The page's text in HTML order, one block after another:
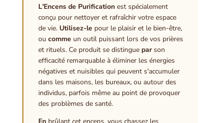
L'Encens de Purificationest spécialement
conçu pour nettoyer et rafraîchir votre espace
de vie. Utilisez-le pour le plaisir et le bien-être,
ou comme un outil puissant lors de vos prières
et rituels. Ce produit se distingue parson
efficacité remarquable à éliminer les énergies
négatives et nuisibles qui peuvent s'accumuler
dans les maisons, les bureaux, ou autour des
individus, parfois même au point de provoquer
des problèmes de santé.